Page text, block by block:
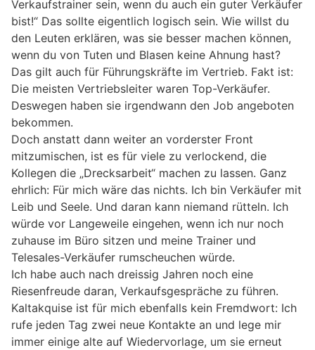
Verkaufstrainer sein, wenn du auch ein guter Verkäufer
bist!“ Das sollte eigentlich logisch sein. Wie willst du
den Leuten erklären, was sie besser machen können,
wenn du von Tuten und Blasen keine Ahnung hast?
Das gilt auch für Führungskräfte im Vertrieb. Fakt ist:
Die meisten Vertriebsleiter waren Top-Verkäufer.
Deswegen haben sie irgendwann den Job angeboten
bekommen.
Doch anstatt dann weiter an vorderster Front
mitzumischen, ist es für viele zu verlockend, die
Kollegen die „Drecksarbeit“ machen zu lassen. Ganz
ehrlich: Für mich wäre das nichts. Ich bin Verkäufer mit
Leib und Seele. Und daran kann niemand rütteln. Ich
würde vor Langeweile eingehen, wenn ich nur noch
zuhause im Büro sitzen und meine Trainer und
Telesales-Verkäufer rumscheuchen würde.
Ich habe auch nach dreissig Jahren noch eine
Riesenfreude daran, Verkaufsgespräche zu führen.
Kaltakquise ist für mich ebenfalls kein Fremdwort: Ich
rufe jeden Tag zwei neue Kontakte an und lege mir
immer einige alte auf Wiedervorlage, um sie erneut